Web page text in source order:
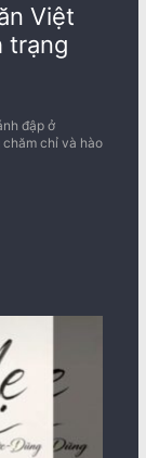
Việt
trạng
đập ở
chỉ và hào